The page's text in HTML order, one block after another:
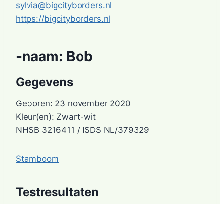
sylvia@bigcityborders.nl
https://bigcityborders.nl
-naam: Bob
Gegevens
Geboren: 23 november 2020
Kleur(en): Zwart-wit
NHSB 3216411 / ISDS NL/379329
Stamboom
Testresultaten